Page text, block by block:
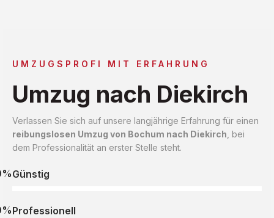
UMZUGSPROFI MIT ERFAHRUNG
Umzug nach Diekirch
Verlassen Sie sich auf unsere langjährige Erfahrung für einen
reibungslosen Umzug von Bochum nach Diekirch , bei
dem Professionalität an erster Stelle steht.
Günstig
Professionell